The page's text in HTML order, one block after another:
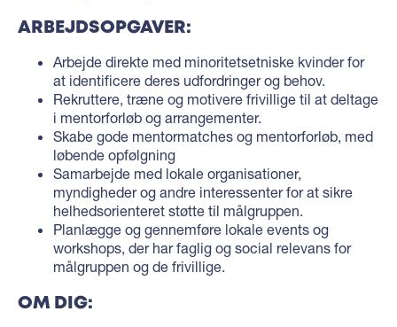
ARBEJDSOPGAVER:
Arbejde direkte med minoritetsetniske kvinder for
at identificere deres udfordringer og behov.
Rekruttere, træne og motivere frivillige til at deltage
i mentorforløb og arrangementer.
Skabe gode mentormatches og mentorforløb, med
løbende opfølgning
Samarbejde med lokale organisationer,
myndigheder og andre interessenter for at sikre
helhedsorienteret støtte til målgruppen.
Planlægge og gennemføre lokale events og
workshops, der har faglig og social relevans for
målgruppen og de frivillige.
OM DIG: